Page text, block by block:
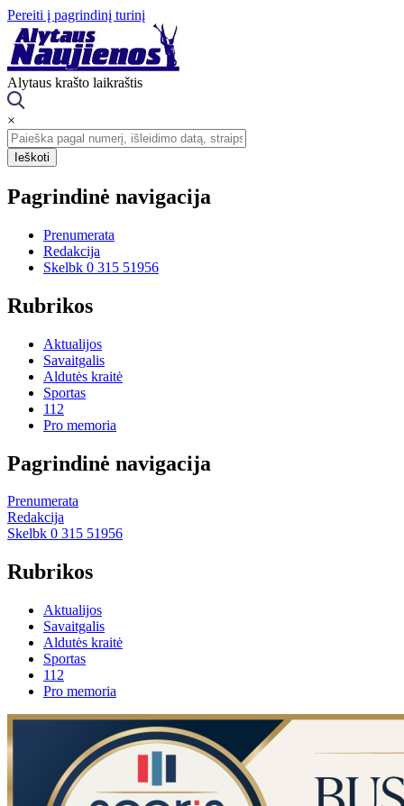
Pereiti į pagrindinį turinį
Alytaus krašto laikraštis
×
Pagrindinė navigacija
Prenumerata
Redakcija
Skelbk 0 315 51956
Rubrikos
Aktualijos
Savaitgalis
Aldutės kraitė
Sportas
112
Pro memoria
Pagrindinė navigacija
Prenumerata
Redakcija
Skelbk 0 315 51956
Rubrikos
Aktualijos
Savaitgalis
Aldutės kraitė
Sportas
112
Pro memoria